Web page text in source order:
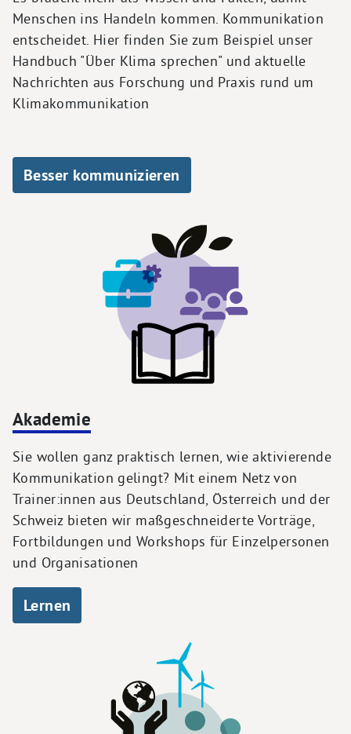
Menschen ins Handeln kommen. Kommunikation
entscheidet. Hier finden Sie zum Beispiel unser
Handbuch "Über Klima sprechen" und aktuelle
Nachrichten aus Forschung und Praxis rund um
Klimakommunikation
Besser kommunizieren
Akademie
Sie wollen ganz praktisch lernen, wie aktivierende
Kommunikation gelingt? Mit einem Netz von
Trainer:innen aus Deutschland, Österreich und der
Schweiz bieten wir maßgeschneiderte Vorträge,
Fortbildungen und Workshops für Einzelpersonen
und Organisationen
Lernen